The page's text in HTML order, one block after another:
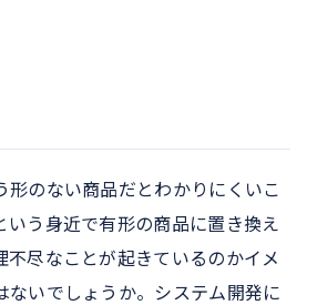
形のない商品だとわかりにくいこ
いう身近で有形の商品に置き換え
不尽なことが起きているのかイメ
ないでしょうか。システム開発に